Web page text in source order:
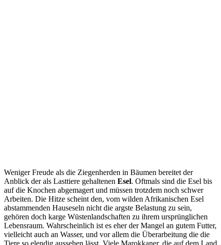
Weniger Freude als die Ziegenherden in Bäumen bereitet der
Anblick der als Lasttiere gehaltenen Esel. Oftmals sind die Esel bis
auf die Knochen abgemagert und müssen trotzdem noch schwer
Arbeiten. Die Hitze scheint den, vom wilden Afrikanischen Esel
abstammenden Hauseseln nicht die argste Belastung zu sein,
gehören doch karge Wüstenlandschaften zu ihrem ursprünglichen
Lebensraum. Wahrscheinlich ist es eher der Mangel an gutem Futter,
vielleicht auch an Wasser, und vor allem die Überarbeitung die die
Tiere so elendig aussehen lässt. Viele Marokkaner, die auf dem Land